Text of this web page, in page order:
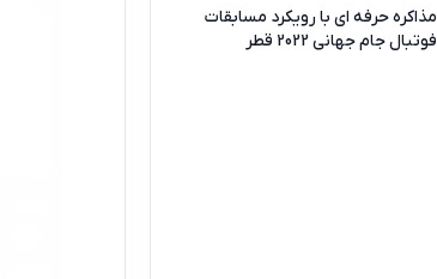
مذاکره حرفه ای با رویکرد مسابقات
فوتبال جام جهانی 2022 قطر